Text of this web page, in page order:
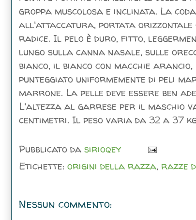
groppa muscolosa e inclinata. La
all'attaccatura, portata orizzontale
radice. Il pelo è duro, fitto,
lungo sulla canna nasale, sulle
bianco, il bianco con macchie
punteggiato uniformemente di peli
marrone. La pelle deve essere ben
L'altezza al garrese per il maschio
centimetri. Il peso varia da 32 a 37
Pubblicato da sirioqey
Etichette: origini della razza, razze
Nessun commento: